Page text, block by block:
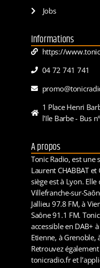
Jobs
Informations
https://
04 72 741 741
1 Place Henri
l'Ile Barbe - Bus
A propos
Tonic Radio, est
Laurent CHABBAT et
siège est à Lyon.
Villefranche-sur-
Jallieu 97.8 FM, à
Saône 91.1 FM.
accessible en DAB+
Etienne, à Grenoble,
Retrouvez
tonicradio.fr et